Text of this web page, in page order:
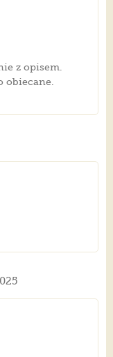
z opisem.
obiecane.